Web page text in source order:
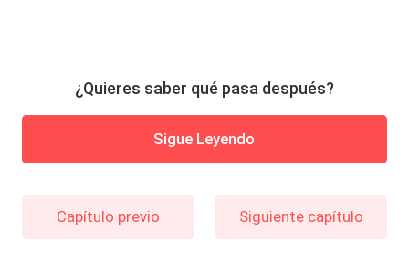
¿Quieres saber qué pasa después?
Sigue Leyendo
Capítulo previo Siguiente capítulo